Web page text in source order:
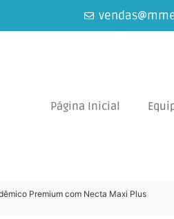
Página Inicial
Premium com Necta Maxi Plus